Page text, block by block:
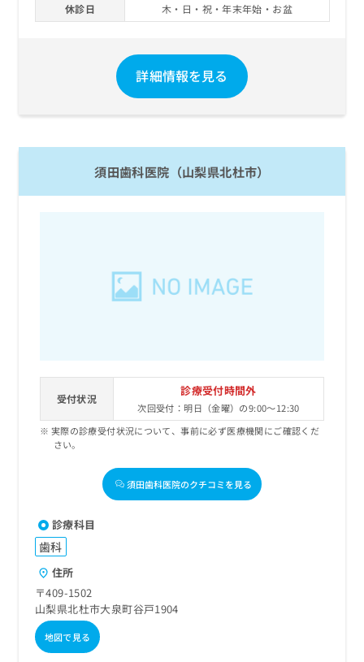
休診日 木・日・祝・年末年始・お盆
詳細情報を見る
須田歯科医院（山梨県北杜市）
受付状況
診療受付時間外
次回受付：明日（金曜）の9:00～12:30
実際の診療受付状況について、事前に必ず医療機関にご確認くだ
さい。
須田歯科医院のクチコミを見る
診療科目
歯科
住所
〒409-1502
山梨県北杜市大泉町谷戸1904
地図で見る